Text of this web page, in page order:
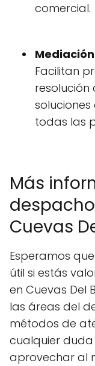
comercial.
Facilitan
todas las
Más
Cuevas
Esperamos
útil si estás
en Cuevas Del
las áreas del
métodos de
cualquier
aprovechar al